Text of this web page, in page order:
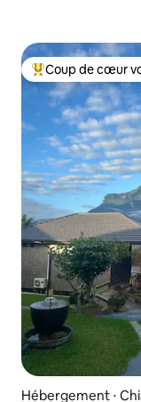
Coups de cœur
Coup de cœur
Hébergement ⋅